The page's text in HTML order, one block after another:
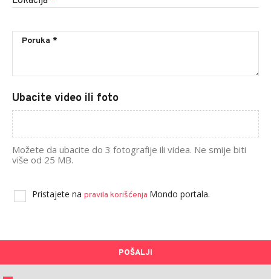
Ubacite video ili foto
Možete da ubacite do 3 fotografije ili videa. Ne smije biti
više od 25 MB.
Pristajete na pravila korišćenja Mondo portala.
POŠALJI